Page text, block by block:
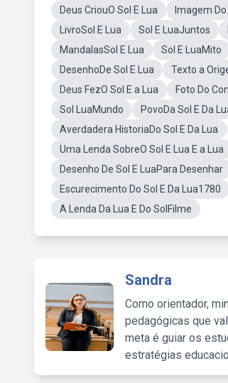
Deus CriouO Sol E Lua
Imagem
LivroSol E Lua
Sol E LuaJuntos
MandalasSol E Lua
Sol E LuaMito
DesenhoDe Sol E Lua
Texto a
Deus FezO Sol E a Lua
Foto Do
Sol LuaMundo
PovoDa Sol E Da
Averdadera HistoriaDo Sol E Da Lua
Uma Lenda SobreO Sol E Lua E a Lua
Desenho De Sol E LuaPara Desenhar
Escurecimento Do Sol E Da Lua1780
A Lenda Da Lua E Do SolFilme
Sandra
Como orientador,
pedagógicas que
meta é guiar os
estratégias